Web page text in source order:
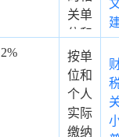
用人单位
1
关单
位和
个人
的计
费销
售额
征收
2%
按单
位和
个人
实际
缴纳